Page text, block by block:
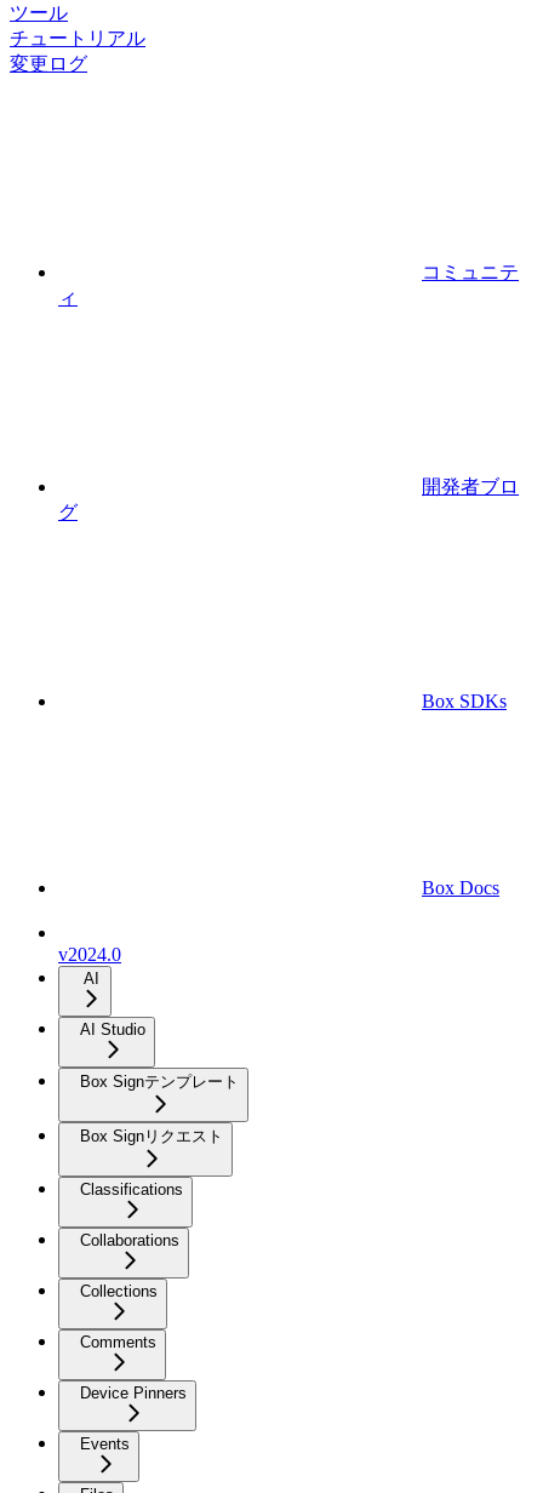
ツール
チュートリアル
変更ログ
コミュニテ
ィ
開発者ブロ
グ
Box SDKs
Box Docs
v2024.0
AI
AI Studio
Box Signテンプレート
Box Signリクエスト
Classifications
Collaborations
Collections
Comments
Device Pinners
Events